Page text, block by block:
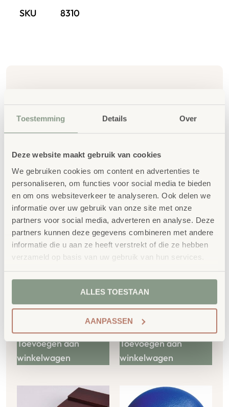
Toestemming Details Over
Deze website maakt gebruik van cookies
We gebruiken cookies om content en advertenties te
personaliseren, om functies voor social media te bieden
en om ons websiteverkeer te analyseren. Ook delen we
informatie over uw gebruik van onze site met onze
partners voor social media, adverteren en analyse. Deze
partners kunnen deze gegevens combineren met andere
informatie die u aan ze heeft verstrekt of die ze hebben
verzameld op basis van uw gebruik van hun services.
ALLES TOESTAAN
AANPASSEN
SKU 8310
Gerelateerde
producten
Vertelkaarten
92/St.
Toevoegen aan
winkelwagen
Cilinderblokken set
€74,90
Toevoegen aan
winkelwagen